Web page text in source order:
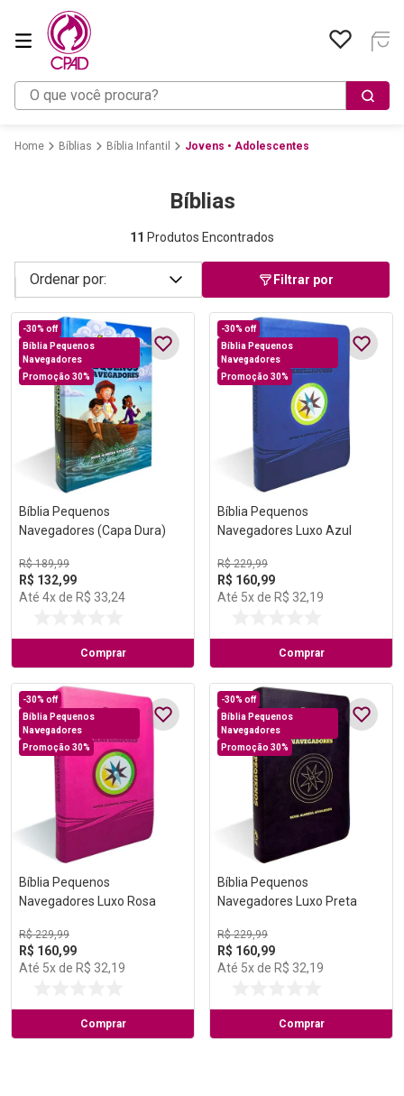
O que você procura?
Bíblias Bíblia Infantil Jovens • Adolescentes
Bíblias
11 Produtos Encontrados
Filtrar por
-30% off
Bíblia Pequenos
Navegadores
Promoção 30%
Bíblia Pequenos
Navegadores (Capa Dura)
R$ 189,99
R$ 132,99
Até 4x de R$ 33,24
Comprar
-30% off
Bíblia Pequenos
Navegadores
Promoção 30%
Bíblia Pequenos
Navegadores Luxo Azul
R$ 229,99
R$ 160,99
Até 5x de R$ 32,19
Comprar
-30% off
Bíblia Pequenos
Navegadores
Promoção 30%
Bíblia Pequenos
Navegadores Luxo Rosa
R$ 229,99
R$ 160,99
Até 5x de R$ 32,19
Comprar
-30% off
Bíblia Pequenos
Navegadores
Promoção 30%
Bíblia Pequenos
Navegadores Luxo Preta
R$ 229,99
R$ 160,99
Até 5x de R$ 32,19
Comprar